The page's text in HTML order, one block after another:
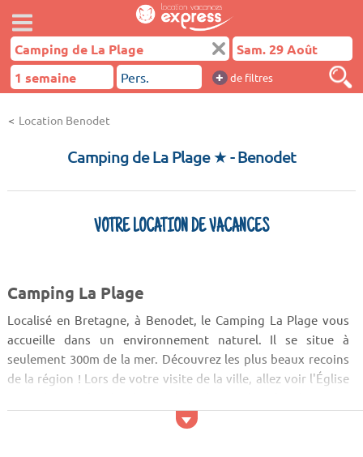
+ de filtres
Location Benodet
Camping de La Plage ★- Benodet
VOTRE LOCATION DE VACANCES
Camping La Plage
Localisé en Bretagne, à Benodet, le Camping La Plage vous
accueille dans un environnement naturel. Il se situe à
seulement 300m de la mer. Découvrez les plus beaux recoins
de la région ! Lors de votre visite de la ville, allez voir l'Église
la tête en allant voir les sites naturels ! Vous pourrez,